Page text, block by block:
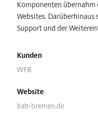
Komponenten
Websites.
Support und der
Kunden
WFB
Website
bab-bremen.de